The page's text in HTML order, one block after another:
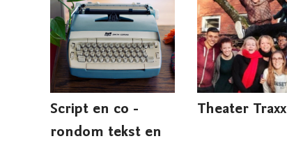
Script en co -
rondom tekst en
Theater Traxx